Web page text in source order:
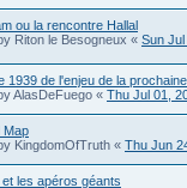
ou la rencontre Hallal
Riton le Besogneux « Sun Jul
1939 de l'enjeu de la
AlasDeFuego « Thu Jul 01,
Map
KingdomOfTruth « Thu Jun
les apéros géants